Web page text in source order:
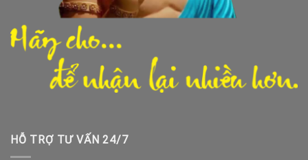
HỖ TRỢ TƯ VẤN 24/7